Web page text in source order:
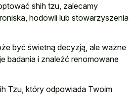
shih tzu, zalecamy
hodowli lub stowarzyszenia
być świetną decyzją, ale ważne
badania i znaleźć renomowane
Tzu, który odpowiada Twoim